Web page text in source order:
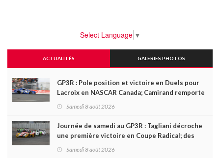
Select Language ▼
ACTUALITÉS GALERIES PHOTOS
GP3R : Pole position et victoire en Duels pour
Lacroix en NASCAR Canada; Camirand remporte
Samedi 8 août 2026
Journée de samedi au GP3R : Tagliani décroche
une première victoire en Coupe Radical; des
Samedi 8 août 2026